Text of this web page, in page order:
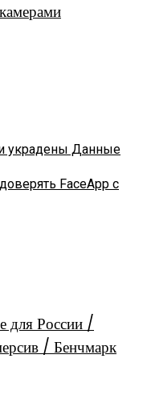
украдены Данные
FaceApp с
России /
/ Бенчмарк